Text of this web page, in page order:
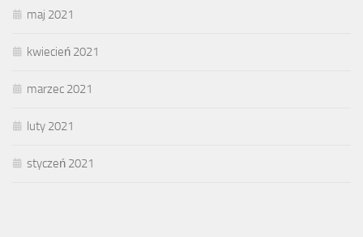
maj 2021
kwiecień 2021
marzec 2021
luty 2021
styczeń 2021